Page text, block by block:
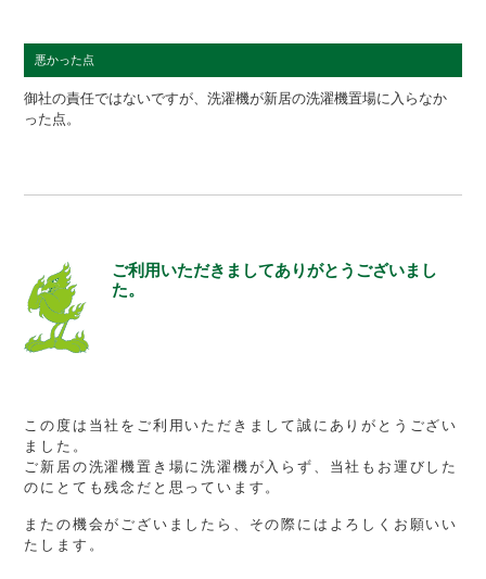
悪かった点
御社の責任ではないですが、洗濯機が新居の洗濯機置場に入らなか
った点。
ご利用いただきましてありがとうございまし
た。
この度は当社をご利用いただきまして誠にありがとうござい
ました。
ご新居の洗濯機置き場に洗濯機が入らず、当社もお運びした
のにとても残念だと思っています。
またの機会がございましたら、その際にはよろしくお願いい
たします。